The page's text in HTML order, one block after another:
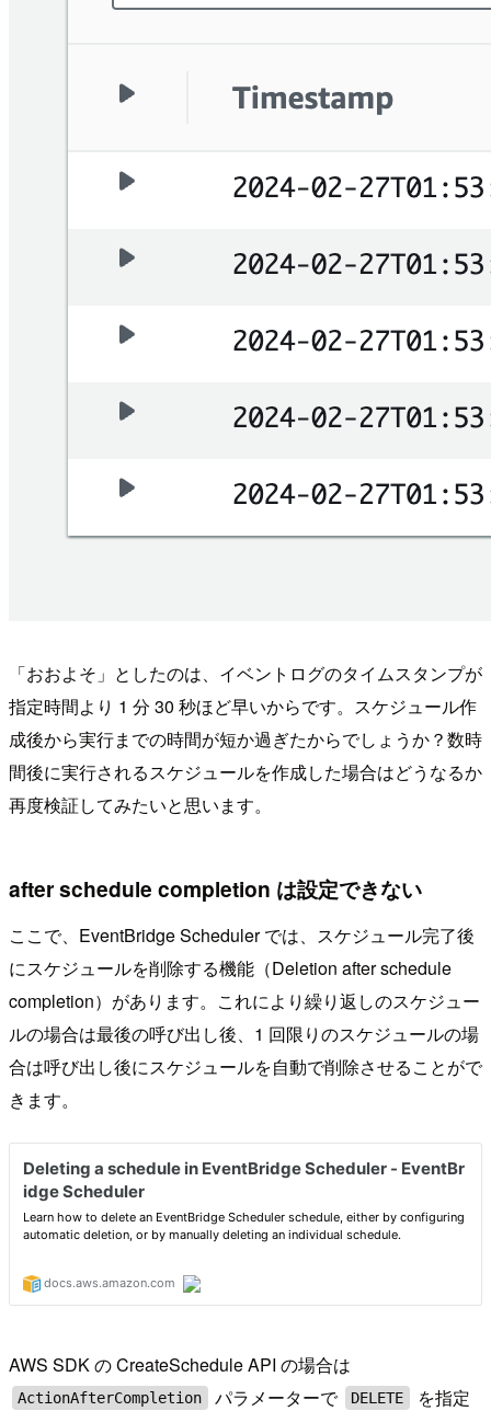
「おおよそ」としたのは、イベントログのタイムスタンプが
指定時間より 1 分 30 秒ほど早いからです。スケジュール作
成後から実行までの時間が短か過ぎたからでしょうか？数時
間後に実行されるスケジュールを作成した場合はどうなるか
再度検証してみたいと思います。
after schedule completion は設定できない
ここで、EventBridge Scheduler では、スケジュール完了後
にスケジュールを削除する機能（Deletion after schedule
completion）があります。これにより繰り返しのスケジュー
ルの場合は最後の呼び出し後、1 回限りのスケジュールの場
合は呼び出し後にスケジュールを自動で削除させることがで
きます。
AWS SDK の CreateSchedule API の場合は
ActionAfterCompletion パラメーターで DELETE
を指定